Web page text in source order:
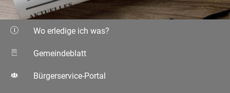
Wo erledige ich was?
Gemeindeblatt
Bürgerservice-Portal